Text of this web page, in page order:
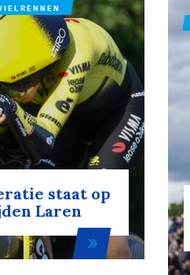
staat op
Laren
Kunstwielrijden
Baanwielrennen
BMX freestyle
Veldrijden